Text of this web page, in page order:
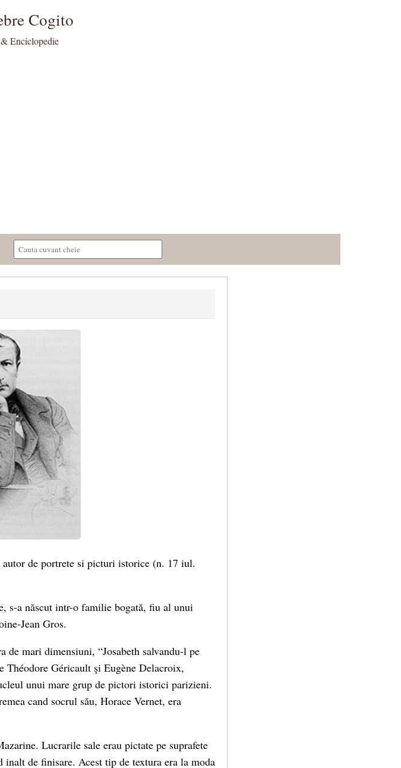
Cogito
Enciclopedie
de portrete si picturi istorice (n. 17 iul.
s-a născut intr-o familie bogată, fiu al unui
Jean Gros.
de mari dimensiuni, “Josabeth salvandu-l pe
Théodore Géricault şi Eugène Delacroix,
unui mare grup de pictori istorici parizieni.
cand socrul său, Horace Vernet, era
Lucrarile sale erau pictate pe suprafete
inalt de finisare. Acest tip de textura era la moda